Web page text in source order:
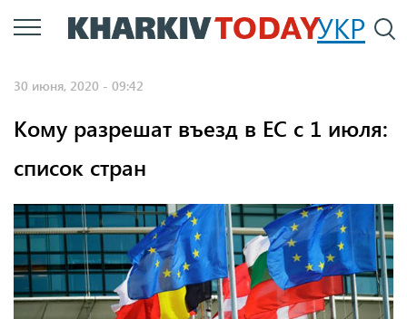
Перейти
к
УКР
30 июня, 2020 - 09:42
Кому разрешат въезд в ЕС с 1 июля:
список стран